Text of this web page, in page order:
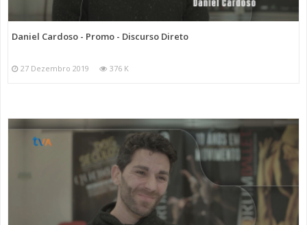
Daniel Cardoso - Promo - Discurso Direto
27 Dezembro 2019 376 K